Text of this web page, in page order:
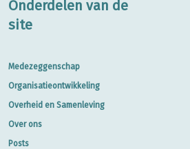
Onderdelen van de
site
Medezeggenschap
Organisatieontwikkeling
Overheid en Samenleving
Over ons
Posts